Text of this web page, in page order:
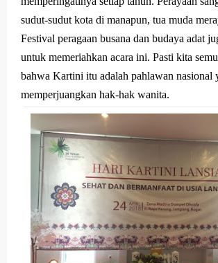
Merek Dagang dari Masa ke
Perkembangan Merek
Multinational
Review Oppo Reno 15 Pro:
dengan Kamera 200MP dan Baterai
Review Vivo V70 FE: Smartphone Fan
Fitur Flagship Harga Lebih
Review Vivo V70: Smartphone
Performa Seimbang di
sudut-sudut kota di manapun, tua muda
Festival peragaan busana dan budaya adat
untuk memeriahkan acara ini. Pasti kita
bahwa Kartini itu adalah pahlawan nasional
memperjuangkan hak-hak wanita.